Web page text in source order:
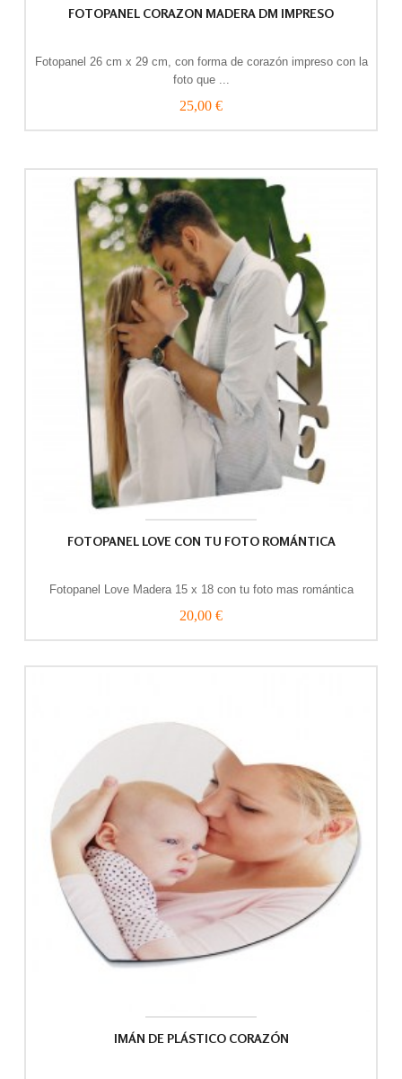
FOTOPANEL CORAZON MADERA DM IMPRESO
Fotopanel 26 cm x 29 cm, con forma de corazón impreso con la
foto que ...
25,00 €
FOTOPANEL LOVE CON TU FOTO ROMÁNTICA
Fotopanel Love Madera 15 x 18 con tu foto mas romántica
20,00 €
IMÁN DE PLÁSTICO CORAZÓN